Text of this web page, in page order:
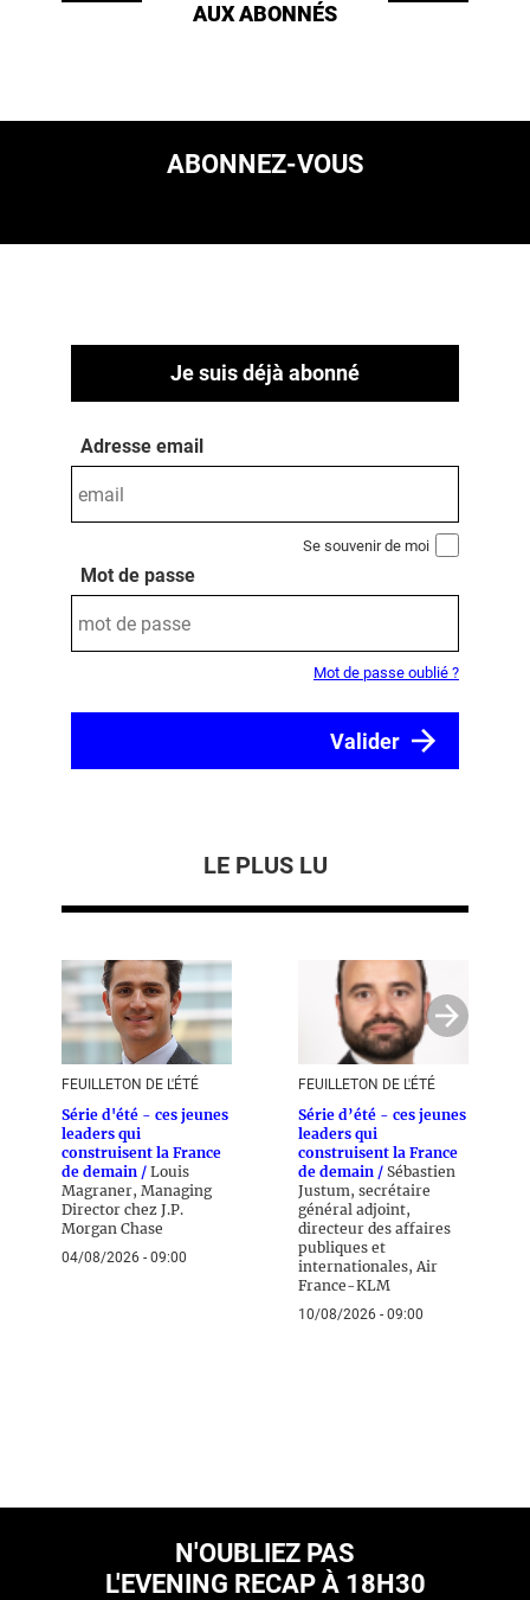
AUX ABONNÉS
ABONNEZ-VOUS
Je suis déjà abonné
Adresse email
Se souvenir de moi
Mot de passe
Mot de passe oublié ?
LE PLUS LU
FEUILLETON DE L'ÉTÉ
Série d'été - ces jeunes
leaders qui
construisent la France
de demain / Louis
Magraner, Managing
Director chez J.P.
Morgan Chase
04/08/2026 - 09:00
FEUILLETON DE L'ÉTÉ
Série d’été - ces jeunes
leaders qui
construisent la France
de demain / Sébastien
Justum, secrétaire
général adjoint,
directeur des affaires
publiques et
internationales, Air
France-KLM
10/08/2026 - 09:00
N'OUBLIEZ PAS
L'EVENING RECAP À 18H30